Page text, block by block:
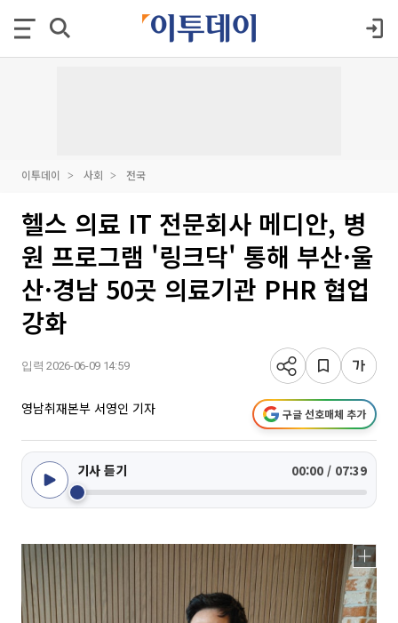
이투데이 사회 전국
헬스 의료 IT 전문회사 메디안, 병
원 프로그램 '링크닥' 통해 부산·울
산·경남 50곳 의료기관 PHR 협업
강화
입력 2026-06-09 14:59
영남취재본부 서영인 기자 구글 선호매체 추가
기사 듣기 00:00 / 07:39